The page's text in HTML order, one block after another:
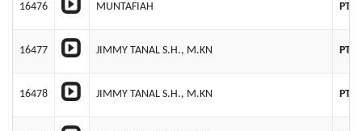
16476 MUNTAFIAH PT
16477 JIMMY TANAL S.H., M.KN PT
16478 JIMMY TANAL S.H., M.KN PT